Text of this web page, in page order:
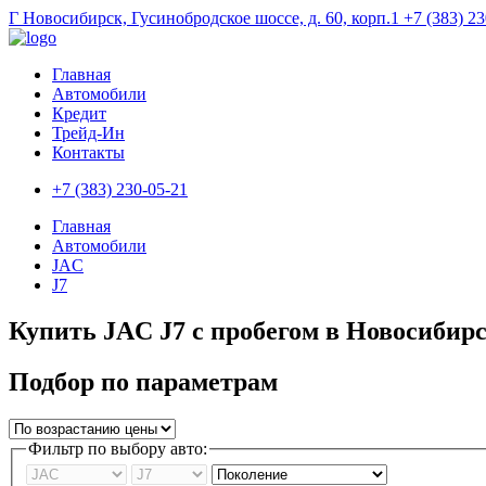
Г Новосибирск, Гусинобродское шоссе, д. 60, корп.1 +7 (383)
Главная
Автомобили
Кредит
Трейд-Ин
Контакты
+7 (383) 230-05-21
Главная
Автомобили
JAC
J7
Купить JAC J7 с пробегом в
Подбор по параметрам
Фильтр по выбору авто: